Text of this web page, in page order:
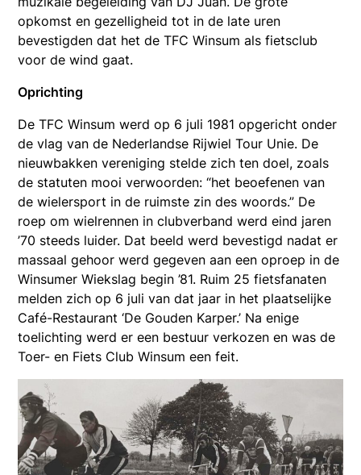
opkomst en gezelligheid tot in de late uren
bevestigden dat het de TFC Winsum als fietsclub
voor de wind gaat.
Oprichting
De TFC Winsum werd op 6 juli 1981 opgericht onder
de vlag van de Nederlandse Rijwiel Tour Unie. De
nieuwbakken vereniging stelde zich ten doel, zoals
de statuten mooi verwoorden: “het beoefenen van
de wielersport in de ruimste zin des woords.” De
roep om wielrennen in clubverband werd eind jaren
’70 steeds luider. Dat beeld werd bevestigd nadat er
massaal gehoor werd gegeven aan een oproep in de
Winsumer Wiekslag begin ’81. Ruim 25 fietsfanaten
melden zich op 6 juli van dat jaar in het plaatselijke
Café-Restaurant ‘De Gouden Karper.’ Na enige
toelichting werd er een bestuur verkozen en was de
Toer- en Fiets Club Winsum een feit.